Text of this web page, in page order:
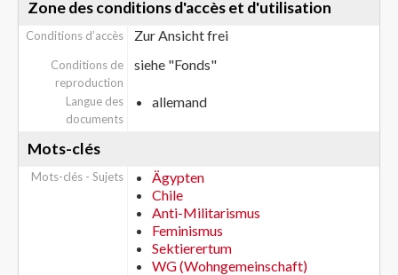
Zone des conditions d'accès et d'utilisation
Conditions d’accès Zur Ansicht frei
Conditions de
reproduction
siehe "Fonds"
Langue des
documents
allemand
Mots-clés
Mots-clés - Sujets
Ägypten
Chile
Anti-Militarismus
Feminismus
Sektierertum
WG (Wohngemeinschaft)